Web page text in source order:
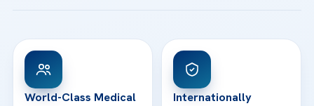
View All Hospitals
Patient Rights
Contact
WhatsApp Support
World-Class Medical
Internationally